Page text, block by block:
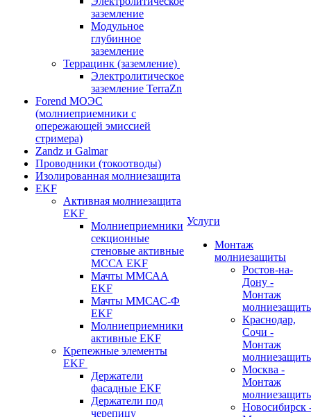
заземление
Модульное
глубинное
заземление
Террацинк (заземление)
Электролитическое
заземление TerraZn
Forend МОЭС
(молниеприемники с
опережающей эмиссией
стримера)
Zandz и Galmar
Проводники (токоотводы)
Изолированная молниезащита
EKF
Активная молниезащита
EKF
Молниеприемники
секционные
стеновые активные
МССА EKF
Мачты ММСАА
EKF
Мачты ММСАС-Ф
EKF
Молниеприемники
активные EKF
Крепежные элементы
EKF
Держатели
фасадные EKF
Держатели под
черепицу
Услуги
Монтаж
молниезащиты
Ростов-на-
Дону -
Монтаж
Краснодар,
Сочи -
Монтаж
Москва -
Монтаж
Новосибирск